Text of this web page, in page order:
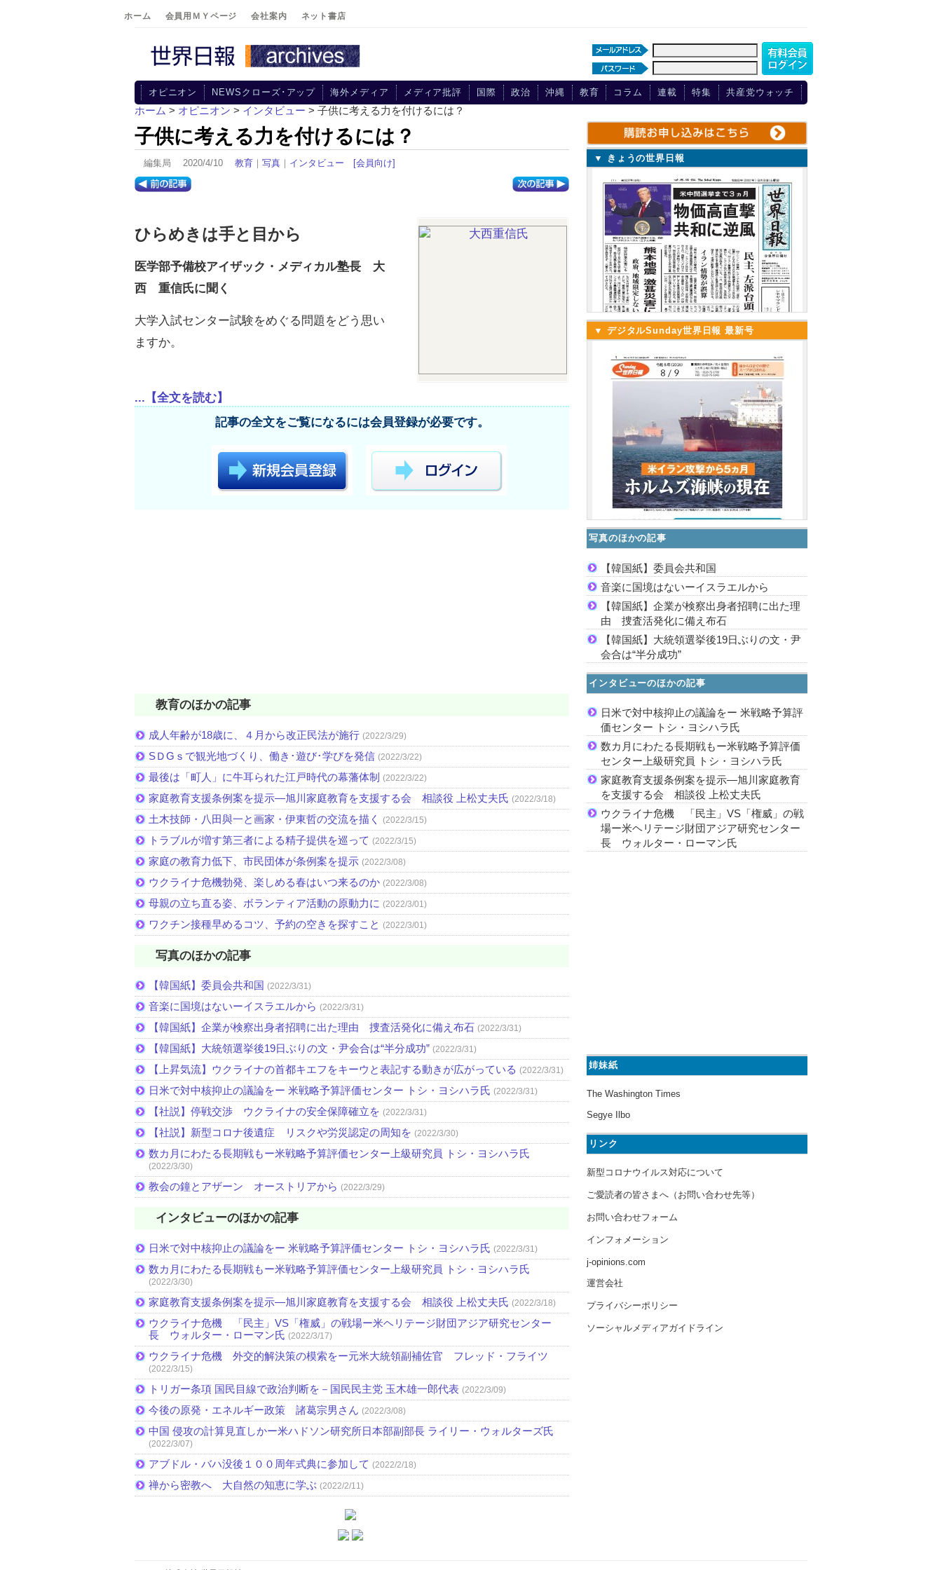
ホーム 会員用ＭＹページ 会社案内 ネット書店
オピニオン NEWSクローズ･アップ 海外メディア メディア批評 国際 政治 沖縄 教育 コラム 連載 特集 共産党ウォッチ
ホーム > オピニオン > インタビュー > 子供に考える力を付けるには？
子供に考える力を付けるには？
編集局 2020/4/10 教育 ｜ 写真 ｜ インタビュー [会員向け]
ひらめきは手と目から
医学部予備校アイザック・メディカル塾長 大
西 重信氏に聞く
大学入試センター試験をめぐる問題をどう思い
ますか。
...【全文を読む】
記事の全文をご覧になるには会員登録が必要です。
教育のほかの記事
成人年齢が18歳に、４月から改正民法が施行 (2022/3/29)
SＤGｓで観光地づくり、働き･遊び･学びを発信 (2022/3/22)
最後は「町人」に牛耳られた江戸時代の幕藩体制 (2022/3/22)
家庭教育支援条例案を提示―旭川家庭教育を支援する会 相談役 上松丈夫氏 (2022/3/18)
土木技師・八田與一と画家・伊東哲の交流を描く (2022/3/15)
トラブルが増す第三者による精子提供を巡って (2022/3/15)
家庭の教育力低下、市民団体が条例案を提示 (2022/3/08)
ウクライナ危機勃発、楽しめる春はいつ来るのか (2022/3/08)
母親の立ち直る姿、ボランティア活動の原動力に (2022/3/01)
ワクチン接種早めるコツ、予約の空きを探すこと (2022/3/01)
写真のほかの記事
【韓国紙】委員会共和国 (2022/3/31)
音楽に国境はないーイスラエルから (2022/3/31)
【韓国紙】企業が検察出身者招聘に出た理由 捜査活発化に備え布石 (2022/3/31)
【韓国紙】大統領選挙後19日ぶりの文・尹会合は“半分成功” (2022/3/31)
【上昇気流】ウクライナの首都キエフをキーウと表記する動きが広がっている (2022/3/31)
日米で対中核抑止の議論をー 米戦略予算評価センター トシ・ヨシハラ氏 (2022/3/31)
【社説】停戦交渉 ウクライナの安全保障確立を (2022/3/31)
【社説】新型コロナ後遺症 リスクや労災認定の周知を (2022/3/30)
数カ月にわたる長期戦もー米戦略予算評価センター上級研究員 トシ・ヨシハラ氏
(2022/3/30)
教会の鐘とアザーン オーストリアから (2022/3/29)
インタビューのほかの記事
日米で対中核抑止の議論をー 米戦略予算評価センター トシ・ヨシハラ氏 (2022/3/31)
数カ月にわたる長期戦もー米戦略予算評価センター上級研究員 トシ・ヨシハラ氏
(2022/3/30)
家庭教育支援条例案を提示―旭川家庭教育を支援する会 相談役 上松丈夫氏 (2022/3/18)
ウクライナ危機 「民主」VS「権威」の戦場ー米ヘリテージ財団アジア研究センター
長 ウォルター・ローマン氏 (2022/3/17)
ウクライナ危機 外交的解決策の模索をー元米大統領副補佐官 フレッド・フライツ
(2022/3/15)
トリガー条項 国民目線で政治判断を－国民民主党 玉木雄一郎代表 (2022/3/09)
今後の原発・エネルギー政策 諸葛宗男さん (2022/3/08)
中国 侵攻の計算見直しかー米ハドソン研究所日本部副部長 ライリー・ウォルターズ氏
(2022/3/07)
アブドル・バハ没後１００周年式典に参加して (2022/2/18)
禅から密教へ 大自然の知恵に学ぶ (2022/2/11)
▼ きょうの世界日報
▼ デジタルSunday世界日報 最新号
写真のほかの記事
【韓国紙】委員会共和国
音楽に国境はないーイスラエルから
【韓国紙】企業が検察出身者招聘に出た理
由 捜査活発化に備え布石
【韓国紙】大統領選挙後19日ぶりの文・尹
会合は“半分成功”
インタビューのほかの記事
日米で対中核抑止の議論をー 米戦略予算評
価センター トシ・ヨシハラ氏
数カ月にわたる長期戦もー米戦略予算評価
センター上級研究員 トシ・ヨシハラ氏
家庭教育支援条例案を提示―旭川家庭教育
を支援する会 相談役 上松丈夫氏
ウクライナ危機 「民主」VS「権威」の戦
場ー米ヘリテージ財団アジア研究センター
長 ウォルター・ローマン氏
姉妹紙
The Washington Times
Segye Ilbo
リンク
新型コロナウイルス対応について
ご愛読者の皆さまへ（お問い合わせ先等）
お問い合わせフォーム
インフォメーション
j-opinions.com
運営会社
プライバシーポリシー
ソーシャルメディアガイドライン